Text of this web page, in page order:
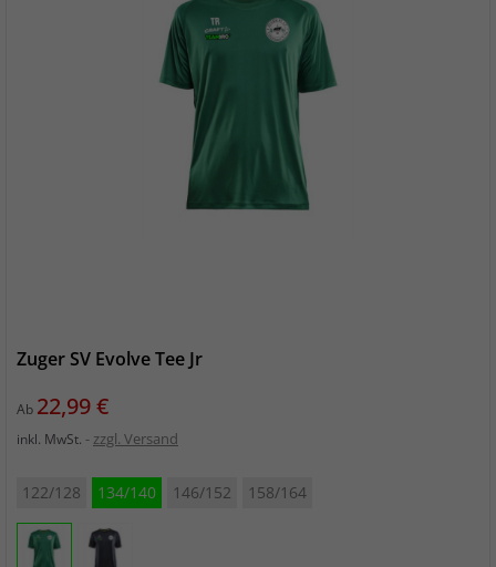
Zuger SV Evolve Tee Jr
Ab Preis
22,99 €
inkl. MwSt. zzgl. Versand
122/128 134/140 146/152 158/164